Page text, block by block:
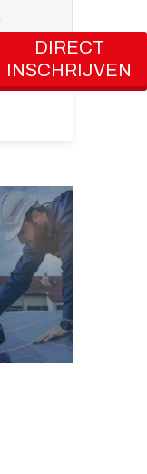
DIRECT
INSCHRIJVEN